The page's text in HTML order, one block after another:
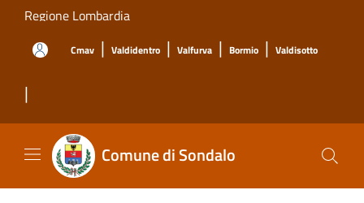
Salta al contenuto principale
Regione Lombardia
Cmav | Valdidentro | Valfurva | Bormio | Valdisotto
|
Comune di Sondalo